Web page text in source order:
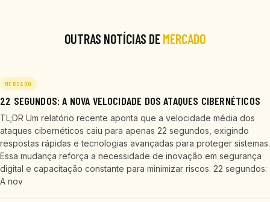
OUTRAS NOTÍCIAS DEMERCADO
MERCADO
22 SEGUNDOS: A NOVA VELOCIDADE DOS ATAQUES CIBERNÉTICOS
TL;DR Um relatório recente aponta que a velocidade média dos
ataques cibernéticos caiu para apenas 22 segundos, exigindo
respostas rápidas e tecnologias avançadas para proteger sistemas.
Essa mudança reforça a necessidade de inovação em segurança
digital e capacitação constante para minimizar riscos. 22 segundos:
A nov